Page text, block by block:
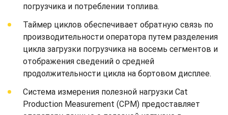
погрузчика и потреблении топлива.
Таймер циклов обеспечивает обратную связь по
производительности оператора путем разделения
цикла загрузки погрузчика на восемь сегментов и
отображения сведений о средней
продолжительности цикла на бортовом дисплее.
Система измерения полезной нагрузки Cat
Production Measurement (CPM) предоставляет